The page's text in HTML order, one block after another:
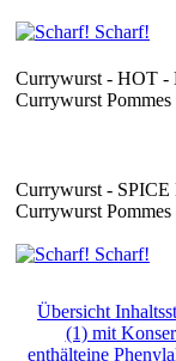
Scharf!
Currywurst - HOT
Currywurst
Currywurst -
Currywurst
Scharf!
Übersicht
(1) mit
enthälteine